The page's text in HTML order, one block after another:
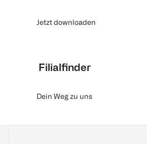
Jetzt downloaden
Filialfinder
Dein Weg zu uns